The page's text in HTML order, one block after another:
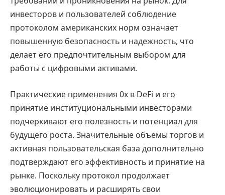
инвесторов и пользователей соблюдение
протоколом американских норм означает
повышенную безопасность и надежность, что
делает его предпочтительным выбором для
работы с цифровыми активами.
Практические применения 0x в DeFi и его
принятие институциональными инвесторами
подчеркивают его полезность и потенциал для
будущего роста. Значительные объемы торгов и
активная пользовательская база дополнительно
подтверждают его эффективность и принятие на
рынке. Поскольку протокол продолжает
эволюционировать и расширять свои